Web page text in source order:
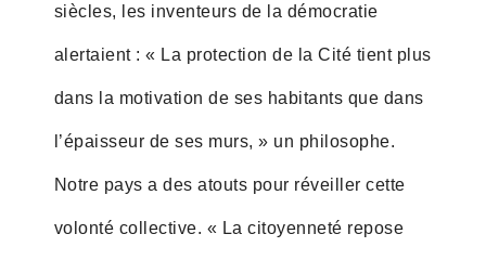
siècles, les inventeurs de la démocratie
alertaient : « La protection de la Cité tient plus
dans la motivation de ses habitants que dans
l’épaisseur de ses murs, » un philosophe.
Notre pays a des atouts pour réveiller cette
volonté collective. « La citoyenneté repose